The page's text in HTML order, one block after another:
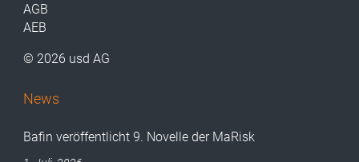
AGB
AEB
© 2026 usd AG
News
Bafin veröffentlicht 9. Novelle der MaRisk